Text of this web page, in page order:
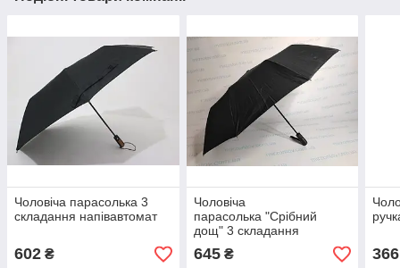
Чоловіча парасолька 3
складання напівавтомат
602 ₴
Чоловіча
парасолька "Срібний
дощ" 3 складання
напівавтомат рівна ручка
на 10 спиць
645₴ 366